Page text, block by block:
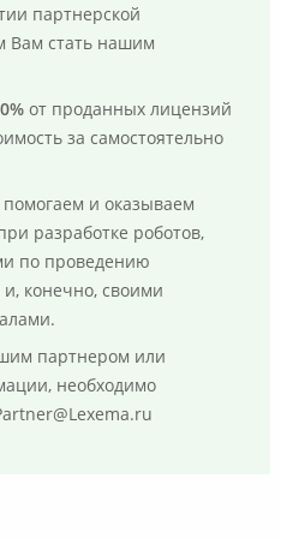
партнерской
Вам стать нашим
от проданных лицензий
за самостоятельно
и оказываем
разработке роботов,
по проведению
конечно, своими
партнером или
необходимо